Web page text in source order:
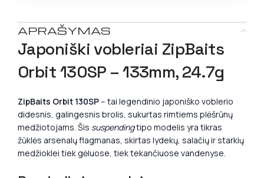
APRAŠYMAS
Japoniški vobleriai ZipBaits
Orbit 130SP – 133mm, 24.7g
ZipBaits Orbit 130SP– tai legendinio japoniško voblerio
didesnis, galingesnis brolis, sukurtas rimtiems plėšrūnų
medžiotojams. Šis suspendingtipo modelis yra tikras
žūklės arsenalų flagmanas, skirtas lydekų, salačių ir starkių
medžioklei tiek gėluose, tiek tekančiuose vandenyse.